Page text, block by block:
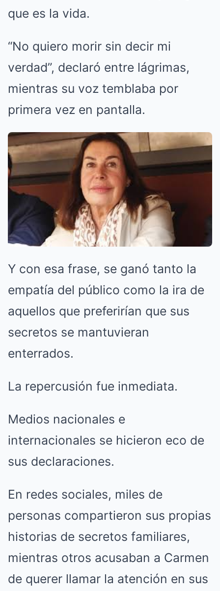
que es la vida.
“No quiero morir sin decir mi
verdad”, declaró entre lágrimas,
mientras su voz temblaba por
primera vez en pantalla.
Y con esa frase, se ganó tanto la
empatía del público como la ira de
aquellos que preferirían que sus
secretos se mantuvieran
enterrados.
La repercusión fue inmediata.
Medios nacionales e
internacionales se hicieron eco de
sus declaraciones.
En redes sociales, miles de
personas compartieron sus propias
historias de secretos familiares,
mientras otros acusaban a Carmen
de querer llamar la atención en sus